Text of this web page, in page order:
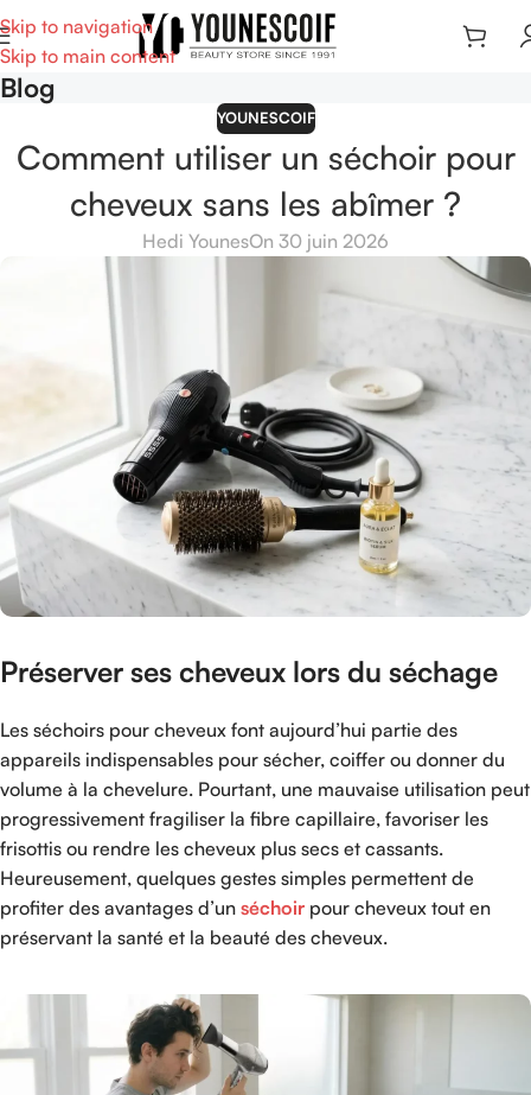
Skip to navigation
Skip to main content
Blog
YOUNESCOIF
Comment utiliser un séchoir pour
cheveux sans les abîmer ?
Hedi YounesOn 30 juin 2026
Préserver ses cheveux lors du séchage
Les séchoirs pour cheveux font aujourd’hui partie des
appareils indispensables pour sécher, coiffer ou donner du
volume à la chevelure. Pourtant, une mauvaise utilisation peut
progressivement fragiliser la fibre capillaire, favoriser les
frisottis ou rendre les cheveux plus secs et cassants.
Heureusement, quelques gestes simples permettent de
profiter des avantages d’un séchoir pour cheveux tout en
préservant la santé et la beauté des cheveux.